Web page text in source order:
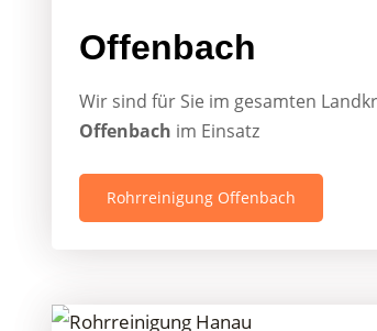
Offenbach
Wir sind für Sie im gesamten
Offenbach im Einsatz
Rohrreinigung Offenbach